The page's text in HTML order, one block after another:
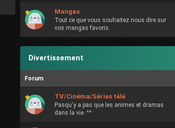
Mangas
Tout ce que vous souhaitez nous dire sur
vos mangas favoris.
Divertissement
Forum
TV/Cinéma/Séries télé
Pasqu'y a pas que les animes et dramas
dans la vie. ^^